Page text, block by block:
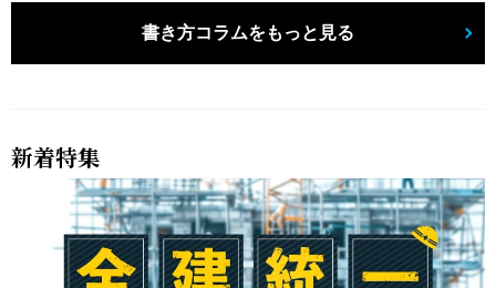
書き方コラムをもっと見る
新着特集